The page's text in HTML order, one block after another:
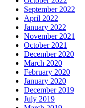
September 2022
April 2022
January 2022
November 2021
October 2021
December 2020
March 2020
February 2020
January 2020
December 2019
July 2019